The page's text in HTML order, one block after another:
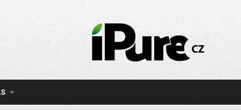
IPURE.CZ
Prémiový Apple e-
reklamy, žádné